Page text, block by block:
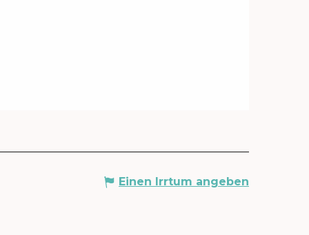
Einen Irrtum angeben